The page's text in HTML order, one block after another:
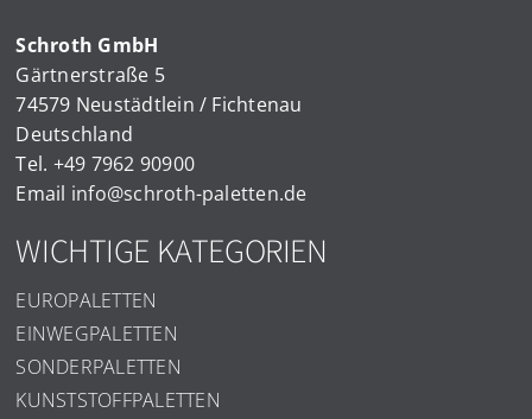
Schroth GmbH
Gärtnerstraße 5
74579 Neustädtlein / Fichtenau
Deutschland
Tel. +49 7962 90900
Email info@schroth-paletten.de
WICHTIGE KATEGORIEN
EUROPALETTEN
EINWEGPALETTEN
SONDERPALETTEN
KUNSTSTOFFPALETTEN